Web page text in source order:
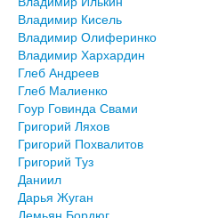
Владимир Кисель
Владимир Олиферинко
Владимир Хархардин
Глеб Андреев
Глеб Малиенко
Гоур Говинда Свами
Григорий Ляхов
Григорий Похвалитов
Григорий Туз
Даниил
Дарья Жуган